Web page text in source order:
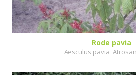
Rode pavia
Aesculus pavia